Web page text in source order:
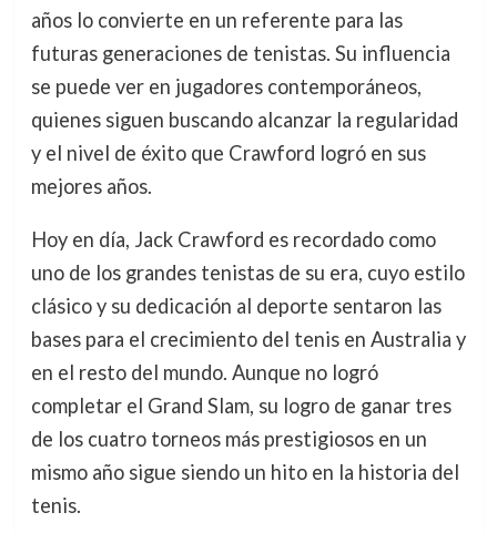
años lo convierte en un referente para las
futuras generaciones de tenistas. Su influencia
se puede ver en jugadores contemporáneos,
quienes siguen buscando alcanzar la regularidad
y el nivel de éxito que Crawford logró en sus
mejores años.
Hoy en día, Jack Crawford es recordado como
uno de los grandes tenistas de su era, cuyo estilo
clásico y su dedicación al deporte sentaron las
bases para el crecimiento del tenis en Australia y
en el resto del mundo. Aunque no logró
completar el Grand Slam, su logro de ganar tres
de los cuatro torneos más prestigiosos en un
mismo año sigue siendo un hito en la historia del
tenis.